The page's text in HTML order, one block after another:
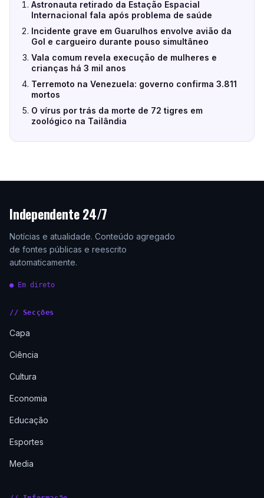
Astronauta retirado da Estação Espacial
Internacional fala após problema de saúde
Incidente grave em Guarulhos envolve avião da
Gol e cargueiro durante pouso simultâneo
Vala comum revela execução de mulheres e
crianças há 3 mil anos
Terremoto na Venezuela: governo confirma 3.811
mortos
O vírus por trás da morte de 72 tigres em
zoológico na Tailândia
Independente 24/7
Notícias e atualidade. Conteúdo agregado
de fontes públicas e reescrito
automaticamente.
● Em direto
// Secções
Capa
Ciência
Cultura
Economia
Educação
Esportes
Media